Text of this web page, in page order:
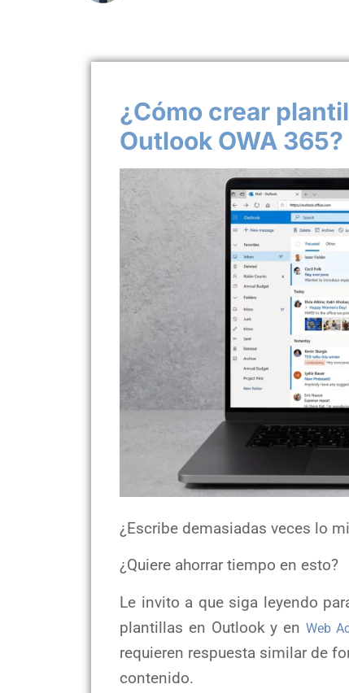
¿Cómo crear
Outlook OWA 365?
¿Escribe demasiadas veces lo
¿Quiere ahorrar tiempo en esto?
Le invito a que siga leyendo
plantillas en Outlook y en Web
requieren respuesta similar de
contenido.